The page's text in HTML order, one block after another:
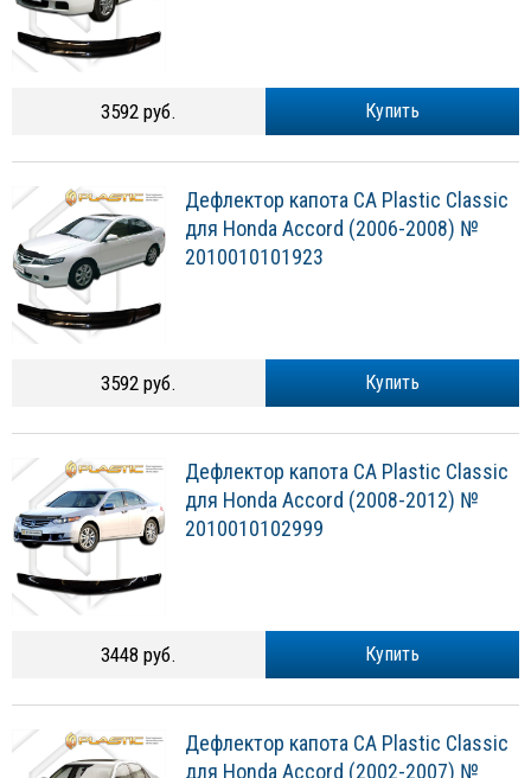
Купить
3592 руб.
Дефлектор капота CA Plastic Classic
для Honda Accord (2006-2008) №
2010010101923
Купить
3592 руб.
Дефлектор капота CA Plastic Classic
для Honda Accord (2008-2012) №
2010010102999
Купить
3448 руб.
Дефлектор капота CA Plastic Classic
для Honda Accord (2002-2007) №